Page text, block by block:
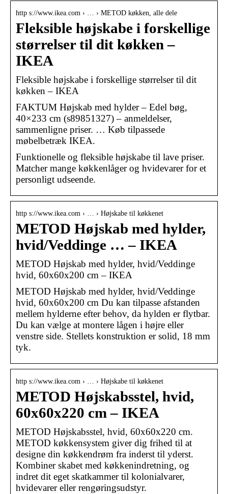
http s://www.ikea.com › … › METOD køkken, alle dele
Fleksible højskabe i forskellige
størrelser til dit køkken –
IKEA
Fleksible højskabe i forskellige størrelser til dit
køkken – IKEA
FAKTUM Højskab med hylder – Edel bøg,
40×233 cm (s89851327) – anmeldelser,
sammenligne priser. … Køb tilpassede
møbelbetræk IKEA.
Funktionelle og fleksible højskabe til lave priser.
Matcher mange køkkenlåger og hvidevarer for et
personligt udseende.
http s://www.ikea.com › … › Højskabe til køkkenet
METOD Højskab med hylder,
hvid/Veddinge … – IKEA
METOD Højskab med hylder, hvid/Veddinge
hvid, 60x60x200 cm – IKEA
METOD Højskab med hylder, hvid/Veddinge
hvid, 60x60x200 cm Du kan tilpasse afstanden
mellem hylderne efter behov, da hylden er flytbar.
Du kan vælge at montere lågen i højre eller
venstre side. Stellets konstruktion er solid, 18 mm
tyk.
http s://www.ikea.com › … › Højskabe til køkkenet
METOD Højskabsstel, hvid,
60x60x220 cm – IKEA
METOD Højskabsstel, hvid, 60x60x220 cm.
METOD køkkensystem giver dig frihed til at
designe din køkkendrøm fra inderst til yderst.
Kombiner skabet med køkkenindretning, og
indret dit eget skatkammer til kolonialvarer,
hvidevarer eller rengøringsudstyr.